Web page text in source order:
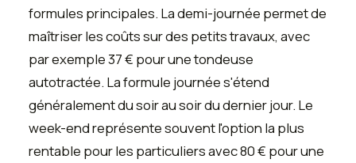
formules principales. La demi-journée permet de
maîtriser les coûts sur des petits travaux, avec
par exemple 37 € pour une tondeuse
autotractée. La formule journée s'étend
généralement du soir au soir du dernier jour. Le
week-end représente souvent l'option la plus
rentable pour les particuliers avec 80 € pour une